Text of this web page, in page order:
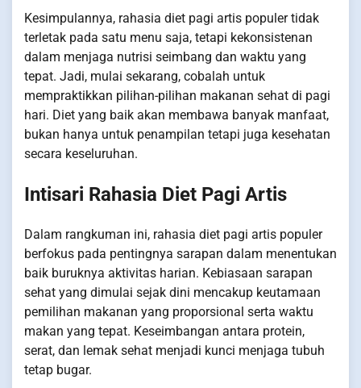
Kesimpulannya, rahasia diet pagi artis populer tidak
terletak pada satu menu saja, tetapi kekonsistenan
dalam menjaga nutrisi seimbang dan waktu yang
tepat. Jadi, mulai sekarang, cobalah untuk
mempraktikkan pilihan-pilihan makanan sehat di pagi
hari. Diet yang baik akan membawa banyak manfaat,
bukan hanya untuk penampilan tetapi juga kesehatan
secara keseluruhan.
Intisari Rahasia Diet Pagi Artis
Dalam rangkuman ini, rahasia diet pagi artis populer
berfokus pada pentingnya sarapan dalam menentukan
baik buruknya aktivitas harian. Kebiasaan sarapan
sehat yang dimulai sejak dini mencakup keutamaan
pemilihan makanan yang proporsional serta waktu
makan yang tepat. Keseimbangan antara protein,
serat, dan lemak sehat menjadi kunci menjaga tubuh
tetap bugar.